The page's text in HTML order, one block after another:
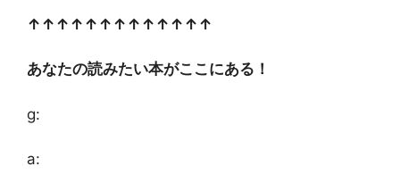
↑↑↑↑↑↑↑↑↑↑↑↑↑
あなたの読みたい本がここにある！
g:
a: